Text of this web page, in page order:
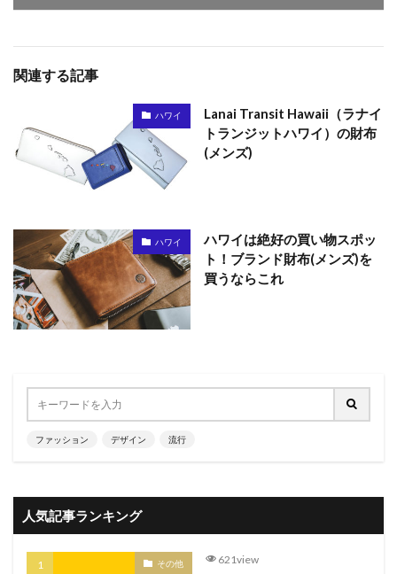
関連する記事
ハワイ
Lanai Transit Hawaii（ラナイ
トランジットハワイ）の財布
(メンズ)
ハワイ
ハワイは絶好の買い物スポッ
ト！ブランド財布(メンズ)を
買うならこれ
ファッション デザイン 流行
人気記事ランキング
その他 621view